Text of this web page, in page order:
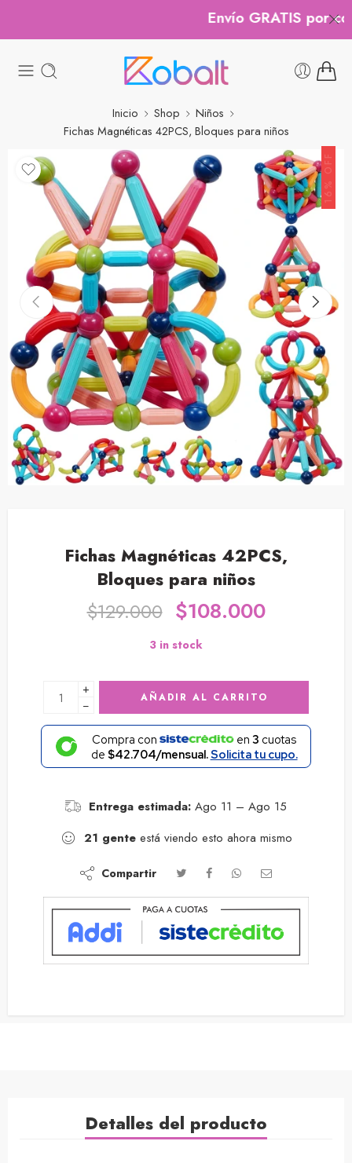
Envío GRATIS por
Inicio Shop
Niños
Fichas Magnéticas 42PCS, Bloques para niños
16% OFF
Fichas Magnéticas 42PCS,
Bloques para niños
$129.000 $108.000
3 in stock
+
−
AÑADIR AL CARRITO
Compra con en 3 cuotas
de $42.704/mensual.Solicita tu cupo.
Entrega estimada: Ago 11 – Ago 15
21 genteestá viendo esto ahora mismo
Compartir
Detalles del producto